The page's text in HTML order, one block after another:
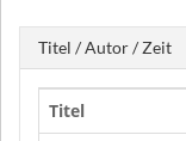
Titel / Autor / Zeit
Titel